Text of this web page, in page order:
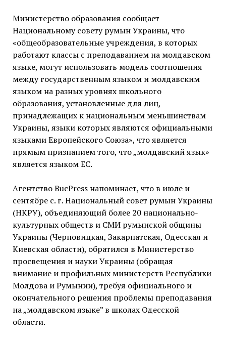
Министерство образования сообщает
Национальному совету румын Украины, что
«общеобразовательные учреждения, в которых
работают классы с преподаванием на молдавском
языке, могут использовать модель соотношения
между государственным языком и молдавским
языком на разных уровнях школьного
образования, установленные для лиц,
принадлежащих к национальным меньшинствам
Украины, языки которых являются официальными
языками Европейского Союза», что является
прямым признанием того, что „молдавский язык»
является языком ЕС.
Агентство BucPress напоминает, что в июле и
сентябре с. г. Национальный совет румын Украины
(НКРУ), объединяющий более 20 национально-
культурных обществ и СМИ румынской общины
Украины (Черновицкая, Закарпатская, Одесская и
Киевская области), обратился в Министерство
просвещения и науки Украины (обращая
внимание и профильных министерств Республики
Молдова и Румынии), требуя официального и
окончательного решения проблемы преподавания
на „молдавском языке” в школах Одесской
области.